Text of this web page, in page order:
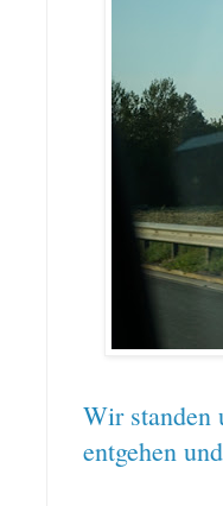
Wir standen
entgehen